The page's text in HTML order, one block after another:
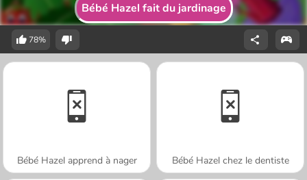
Bébé Hazel fait du jardinage
78%
Bébé Hazel apprend à nager Bébé Hazel chez le dentiste